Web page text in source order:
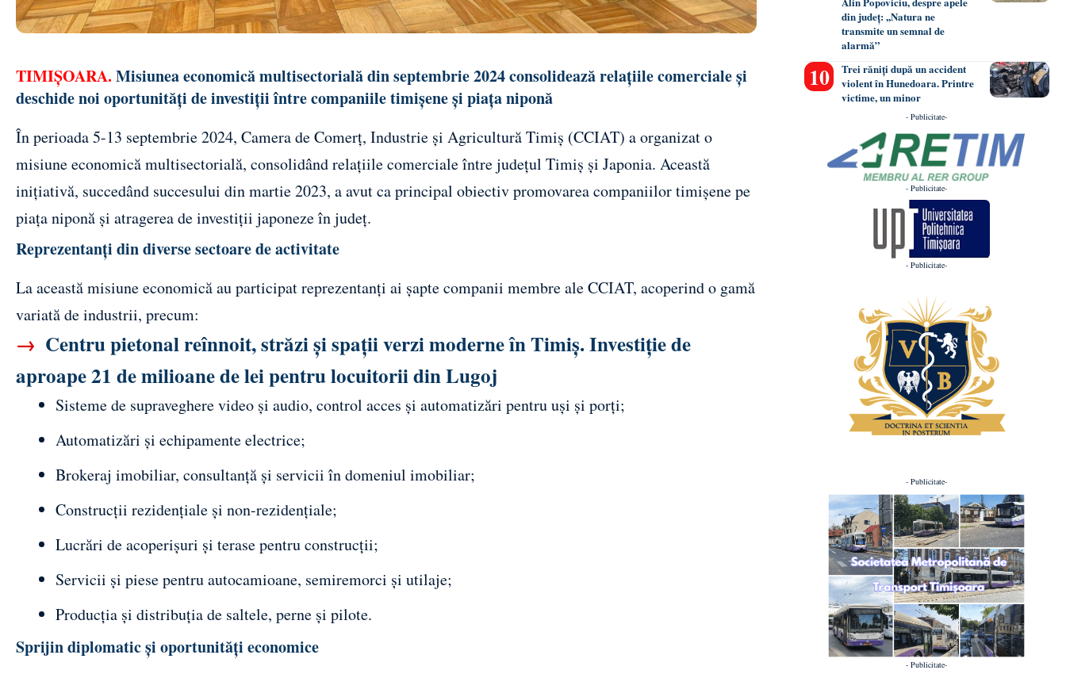
TIMIȘOARA. Misiunea economică multisectorială din septembrie 2024 consolidează relațiile comerciale și
deschide noi oportunități de investiții între companiile timișene și piața niponă
În perioada 5-13 septembrie 2024, Camera de Comerț, Industrie și Agricultură Timiș (CCIAT) a organizat o
misiune economică multisectorială, consolidând relațiile comerciale între județul Timiș și Japonia. Această
inițiativă, succedând succesului din martie 2023, a avut ca principal obiectiv promovarea companiilor timișene pe
piața niponă și atragerea de investiții japoneze în județ.
Reprezentanți din diverse sectoare de activitate
La această misiune economică au participat reprezentanți ai șapte companii membre ale CCIAT, acoperind o gamă
variată de industrii, precum:
→ Centru pietonal reînnoit, străzi și spații verzi moderne în Timiș. Investiție de
aproape 21 de milioane de lei pentru locuitorii din Lugoj
Sisteme de supraveghere video și audio, control acces și automatizări pentru uși și porți;
Automatizări și echipamente electrice;
Brokeraj imobiliar, consultanță și servicii în domeniul imobiliar;
Construcții rezidențiale și non-rezidențiale;
Lucrări de acoperișuri și terase pentru construcții;
Servicii și piese pentru autocamioane, semiremorci și utilaje;
Producția și distribuția de saltele, perne și pilote.
Sprijin diplomatic și oportunități economice
din județ: ,,Natura ne
transmite un semnal de
alarmă”
Trei răniți după un accident
violent în Hunedoara. Printre
victime, un minor
- Publicitate-
- Publicitate-
- Publicitate-
- Publicitate-
- Publicitate-